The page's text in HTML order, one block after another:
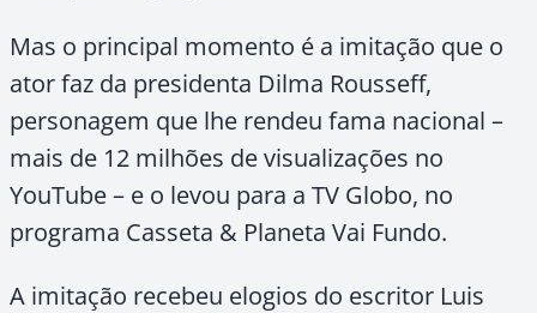
Mas o principal momento é a imitação que o
ator faz da presidenta Dilma Rousseff,
personagem que lhe rendeu fama nacional –
mais de 12 milhões de visualizações no
YouTube – e o levou para a TV Globo, no
programa Casseta & Planeta Vai Fundo.
A imitação recebeu elogios do escritor Luis